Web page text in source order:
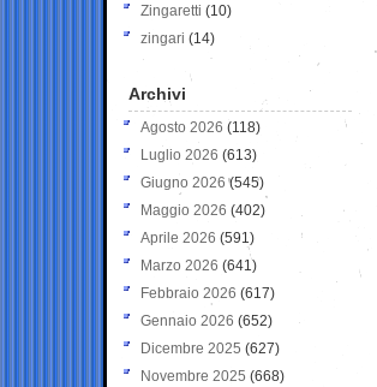
Zingaretti (10)
zingari (14)
Archivi
Agosto 2026 (118)
Luglio 2026 (613)
Giugno 2026 (545)
Maggio 2026 (402)
Aprile 2026 (591)
Marzo 2026 (641)
Febbraio 2026 (617)
Gennaio 2026 (652)
Dicembre 2025 (627)
Novembre 2025 (668)